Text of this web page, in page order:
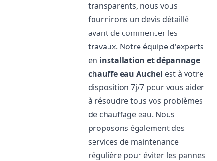
transparents, nous vous
fournirons un devis détaillé
avant de commencer les
travaux. Notre équipe d'experts
en installation et dépannage
chauffe eau Auchel est à votre
disposition 7j/7 pour vous aider
à résoudre tous vos problèmes
de chauffage eau. Nous
proposons également des
services de maintenance
régulière pour éviter les pannes